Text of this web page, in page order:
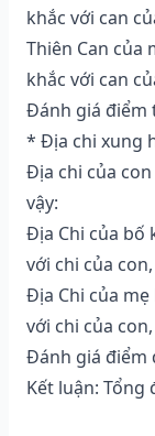
khắc với can
Thiên Can
khắc với can
Đánh giá điểm
* Địa chi xung
Địa chi của
vậy:
Địa Chi của
với chi của
Địa Chi của
với chi của
Đánh giá điểm
Kết luận: Tổng